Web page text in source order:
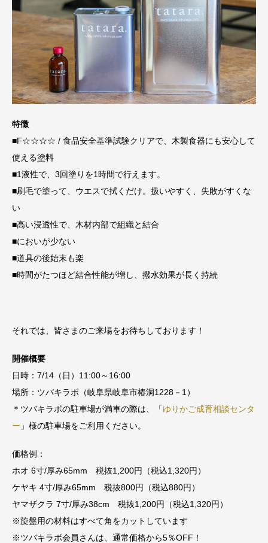
特徴
■F☆☆☆☆ / 食品安全基準試験クリアで、木製食器にも安心して
使える塗料
■1液性で、3回塗りを1時間で行えます。
■刷毛で塗って、ウエスで拭くだけ。扱いやすく、失敗がすくな
い
■高い浸透性で、木材内部で組織と結合
■においが少ない
■道具の後始末も楽
■時間がたつほど結合性能が増し、撥水効果が長く持続
それでは、皆さまのご来場をお待ちしております！
開催概要
日時：7/14（日）11:00～16:00
場所：ツバキラボ（岐阜県岐阜市椿洞1228－1）
＊ツバキラボの駐車場が満車の際は、「ゆりかご成育相談センタ
ー 」様の駐車場をご利用ください。
価格例：
ホオ 6寸/厚み65mm 税抜1,200円（税込1,320円）
ケヤキ 4寸/厚み65mm 税抜800円（税込880円）
ヤマザクラ 7寸/厚み38cm 税抜1,200円（税込1,320円）
※旋盤用の材料はすべて角をカットしています
※ツバキラボ会員さんは、通常価格から5％OFF！